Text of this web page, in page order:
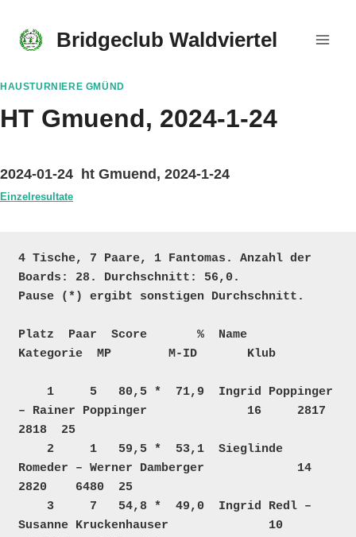
content
Bridgeclub Waldviertel
HAUSTURNIERE GMÜND
HT Gmuend, 2024-1-24
2024-01-24 ht Gmuend, 2024-1-24
Einzelresultate
4 Tische, 7 Paare, 1 Fantomas. Anzahl der
Boards: 28. Durchschnitt: 56,0.
Pause (*) ergibt sonstigen Durchschnitt.
Platz  Paar  Score       %  Name
Kategorie  MP        M-ID       Klub
– Rainer Poppinger              16     2817
2818  25
Romeder – Werner Damberger             14
2820    6480  25
Susanne Kruckenhauser              10